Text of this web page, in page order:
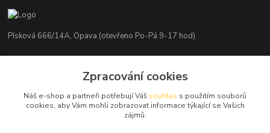
Písková 666/14A, Opava (otevřeno Po-Pá 9-17 hod)
+420 776 839 986
info@nosice.com
Zpracování cookies
Náš e-shop a partneři potřebují Váš souhlas s použitím souborů
cookies, aby Vám mohli zobrazovat informace týkající se Vašich
zájmů.